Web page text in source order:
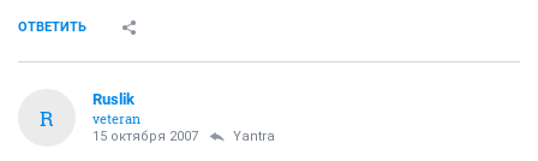
ОТВЕТИТЬ
R
Ruslik
veteran
15 октября 2007 Yantra